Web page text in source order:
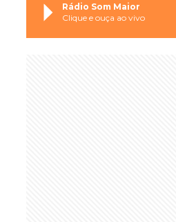
Rádio Som Maior
Clique e ouça ao vivo